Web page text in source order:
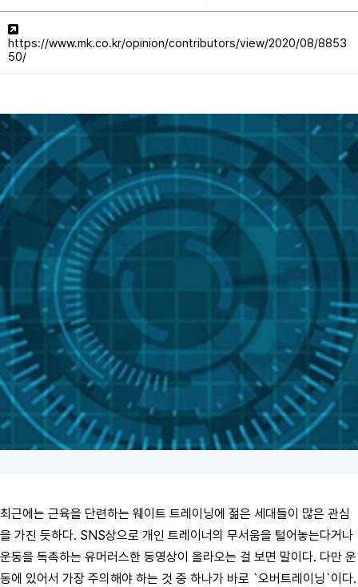
https://www.mk.co.kr/opinion/contributors/view/2020/08/8853
50/
최근에는 근육을 단련하는 웨이트 트레이닝에 젊은 세대들이 많은 관심
을 가진 듯하다. SNS상으로 개인 트레이너의 무서움을 털어놓는다거나
운동을 독촉하는 유머러스한 동영상이 올라오는 걸 보면 말이다. 다만 운
동에 있어서 가장 주의해야 하는 것 중 하나가 바로 `오버트레이닝`이다.